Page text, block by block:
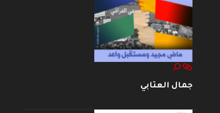
جمال العتابي